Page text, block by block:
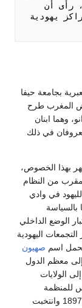
بجامعة حيفا
المغرب طرح
وهما ابنان
في ذلك
بهذا الخصوص،
من النظام
في وادي
بالسياسة
الوضع الداخلي
اليهودية
اسم صهيون
في شرقي أوربا، ومنها امتدت بدءاً من سنة 1880 إلى معظم الدول
الولايات
للمنظمة
الصهيونية التي اجتمعت في بازل في سويسرا سنة 1897 وانتخبت